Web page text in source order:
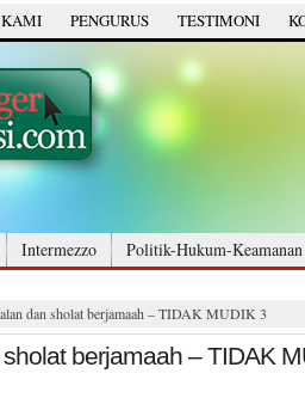
KAMI PENGURUS TESTIMONI
Intermezzo
Politik-Hukum-Keamanan
dan sholat berjamaah – TIDAK MUDIK 3
berjamaah – TIDAK